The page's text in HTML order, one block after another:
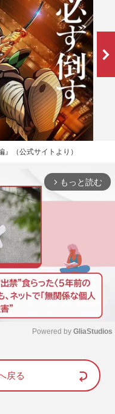
（公式サイトより）
arrow_forward_ios もっと読む
e
Powered by GliaStudios
戻る